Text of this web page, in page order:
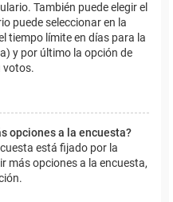
También puede elegir el
puede seleccionar en la
tiempo límite en días para la
y por último la opción de
votos.
opciones a la encuesta?
está fijado por la
más opciones a la encuesta,